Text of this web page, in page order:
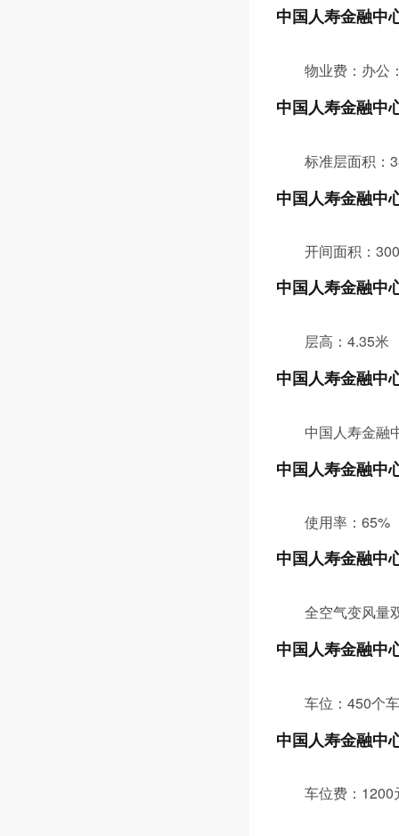
中国人寿金融中
物业费：办公
中国人寿金融中
标准层面积：
中国人寿金融中
开间面积：
中国人寿金融中
层高：4.35米
中国人寿金融中
中国人寿金融
中国人寿金融中
使用率：65%
中国人寿金融中
全空气变风量
中国人寿金融中
车位：450个
中国人寿金融中
车位费：1200